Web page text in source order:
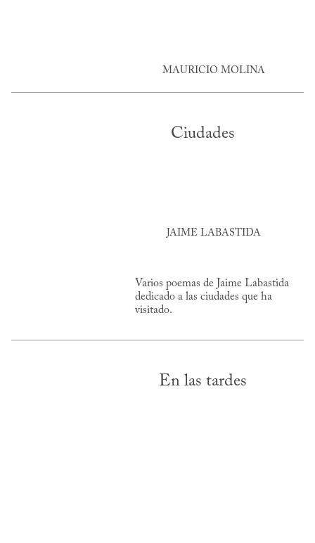
MAURICIO MOLINA
Ciudades
JAIME LABASTIDA
Varios poemas de Jaime Labastida
dedicado a las ciudades que ha
visitado.
En las tardes